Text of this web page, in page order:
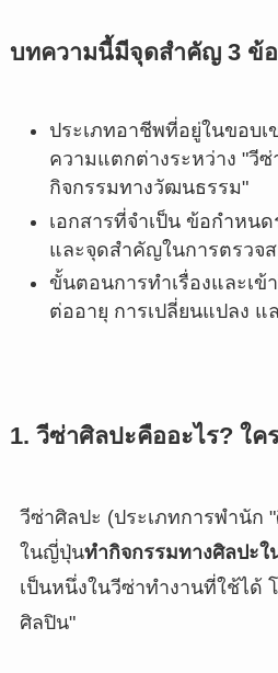
บทความนี้มีจุดสำคัญ 3 ข้อ
ประเภทอาชีพที่อยู่ในขอบ
ความแตกต่างระหว่าง "วี
กิจกรรมทางวัฒนธรรม"
เอกสารที่จำเป็น ข้อกำหน
และจุดสำคัญในการตรวจ
ขั้นตอนการทำเรื่องและเข้
ต่ออายุ การเปลี่ยนแปลง แ
1. วีซ่าศิลปะคืออะไร? ใค
วีซ่าศิลปะ (ประเภทการพำนัก
ในญี่ปุ่นทำกิจกรรมทางศิลปะ
เป็นหนึ่งในวีซ่าทำงานที่ใช้ได้
ศิลปิน"